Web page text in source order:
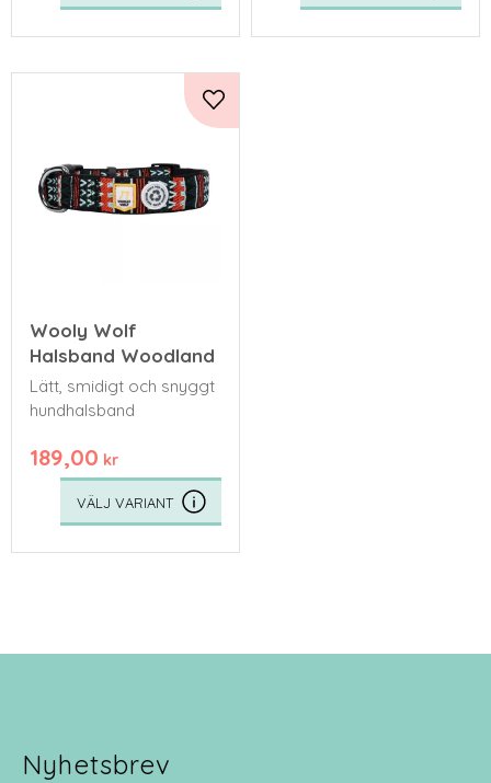
Wooly Wolf
Halsband Woodland
Lätt, smidigt och snyggt
hundhalsband
189,00 kr
Lägg till i favoriter
Nyhetsbrev